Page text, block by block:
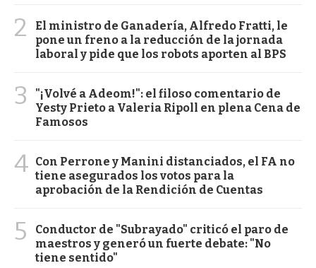
2
El ministro de Ganadería, Alfredo Fratti, le
pone un freno a la reducción de la jornada
laboral y pide que los robots aporten al BPS
3
"¡Volvé a Adeom!": el filoso comentario de
Yesty Prieto a Valeria Ripoll en plena Cena de
Famosos
4 Con Perrone y Manini distanciados, el FA no
tiene asegurados los votos para la
aprobación de la Rendición de Cuentas
5
Conductor de "Subrayado" criticó el paro de
maestros y generó un fuerte debate: "No
tiene sentido"